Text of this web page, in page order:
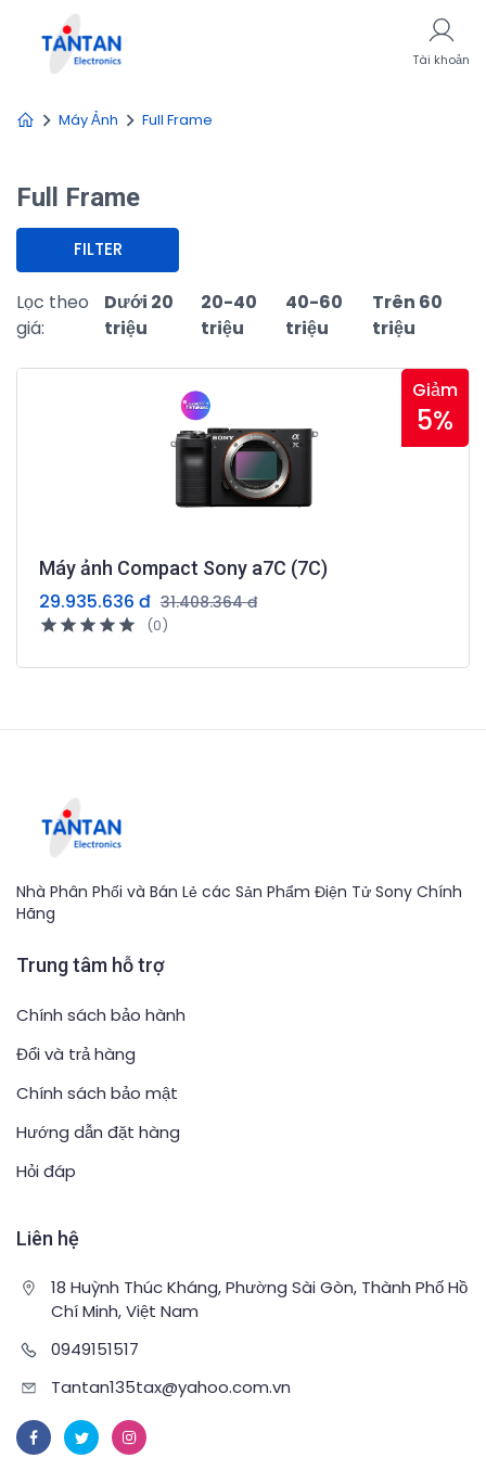
Tài khoản
Máy Ảnh Full Frame
Full Frame
FILTER
Lọc theo
giá:
Dưới 20
triệu
20-40
triệu
40-60
triệu
Trên 60
triệu
Giảm
5%
Máy ảnh Compact Sony a7C (7C)
29.935.636 đ 31.408.364 đ
(0)
Nhà Phân Phối và Bán Lẻ các Sản Phẩm Điện Tử Sony Chính
Hãng
Trung tâm hỗ trợ
Chính sách bảo hành
Đổi và trả hàng
Chính sách bảo mật
Hướng dẫn đặt hàng
Hỏi đáp
Liên hệ
18 Huỳnh Thúc Kháng, Phường Sài Gòn, Thành Phố Hồ
Chí Minh, Việt Nam
0949151517
Tantan135tax@yahoo.com.vn